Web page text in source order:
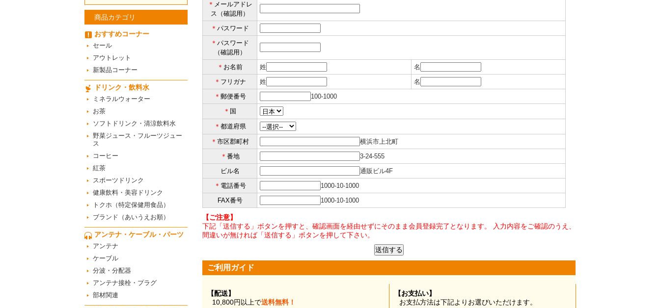
＊ メールアドレ
ス（確認用）
＊ パスワード
＊ パスワード
（確認用）
＊ お名前 姓
名
＊ フリガナ 姓
名
＊ 郵便番号
100-1000
＊ 国
＊ 都道府県
＊ 市区郡町村
横浜市上北町
＊ 番地
3-24-555
ビル名
通販ビル4F
＊ 電話番号
1000-10-1000
FAX番号
1000-10-1000
【ご注意】
下記「送信する」ボタンを押すと、確認画面を経由せずにそのまま会員登録完了となります。 入力内容をご確認のうえ、
間違いが無ければ「送信する」ボタンを押して下さい。
ご利用ガイド
【配送】
10,800円以上で送料無料！
【お支払い】
お支払方法は下記よりお選びいただけます。
商品カテゴリ
おすすめコーナー
セール
アウトレット
新製品コーナー
ドリンク・飲料水
ミネラルウォーター
お茶
ソフトドリンク・清涼飲料水
野菜ジュース・フルーツジュー
ス
コーヒー
紅茶
スポーツドリンク
健康飲料・美容ドリンク
トクホ（特定保健用食品）
ブランド（あいうえお順）
アンテナ・ケーブル・パーツ
アンテナ
ケーブル
分波・分配器
アンテナ接栓・プラグ
部材関連